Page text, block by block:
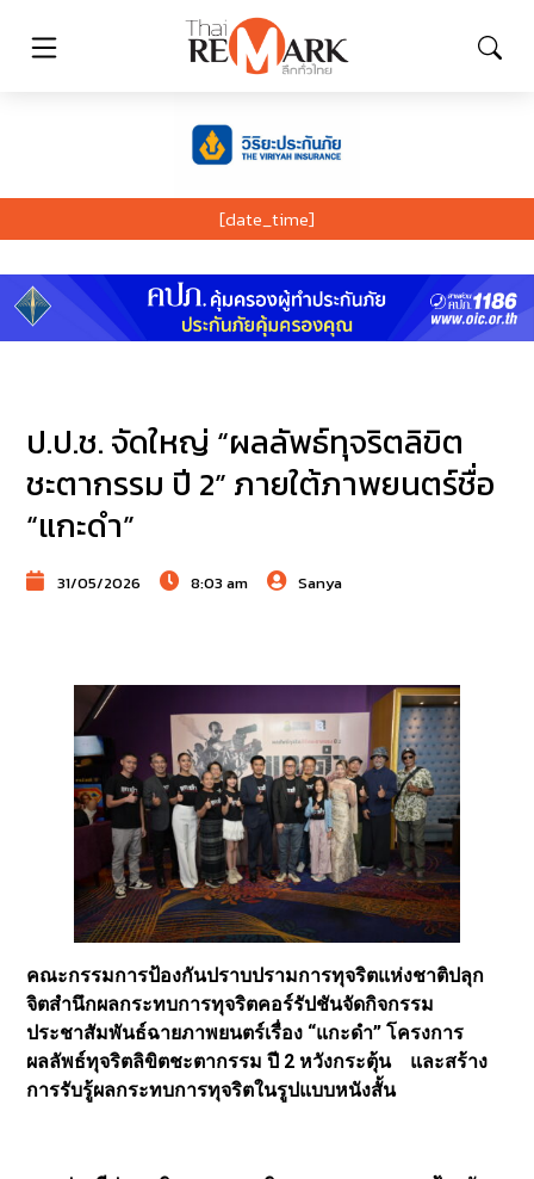
[date_time]
ป.ป.ช. จัดใหญ่ “ผลลัพธ์ทุจริตลิขิต
ชะตากรรม ปี 2” ภายใต้ภาพยนตร์ชื่อ
“แกะดำ”
31/05/2026 8:03 am Sanya
คณะกรรมการป้องกันปราบปรามการทุจริตแห่งชาติปลุก
จิตสำนึกผลกระทบการทุจริตคอร์รัปชันจัดกิจกรรม
ประชาสัมพันธ์ฉายภาพยนตร์เรื่อง “แกะดำ” โครงการ
ผลลัพธ์ทุจริตลิขิตชะตากรรม ปี 2 หวังกระตุ้น และสร้าง
การรับรู้ผลกระทบการทุจริตในรูปแบบหนังสั้น